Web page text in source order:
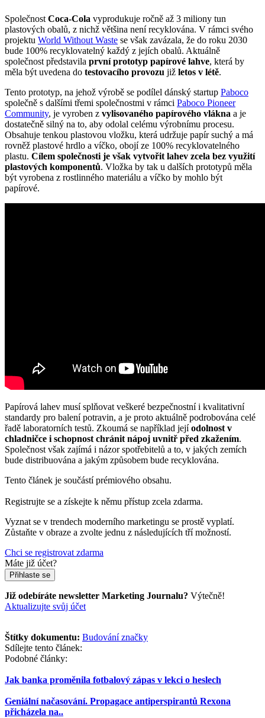
SpolečnostCoca-Cola vyprodukuje ročně až 3 miliony tun
plastových obalů, z nichž většina není recyklována. V rámci svého
projektu World Without Waste se však zavázala, že do roku 2030
bude 100% recyklovatelný každý z jejích obalů. Aktuálně
společnost představila první prototyp papírové lahve, která by
měla být uvedena do testovacího provozu již letos v létě.
Tento prototyp, na jehož výrobě se podílel dánský startup Paboco
společně s dalšími třemi společnostmi v rámci Paboco Pioneer
Community, je vyroben z vylisovaného papírového vlákna a je
dostatečně silný na to, aby odolal celému výrobnímu procesu.
Obsahuje tenkou plastovou vložku, která udržuje papír suchý a má
rovněž plastové hrdlo a víčko, obojí ze 100% recyklovatelného
plastu. Cílem společnosti je však vytvořit lahev zcela bez využití
plastových komponentů. Vložka by tak u dalších prototypů měla
být vyrobena z rostlinného materiálu a víčko by mohlo být
papírové.
Papírová lahev musí splňovat veškeré bezpečnostní i kvalitativní
standardy pro balení potravin, a je proto aktuálně podrobována celé
řadě laboratorních testů. Zkoumá se například jejíodolnost v
chladničce i schopnost chránit nápoj uvnitř před zkažením.
Společnost však zajímá i názor spotřebitelů a to, v jakých zemích
bude distribuována a jakým způsobem bude recyklována.
Tento článek je součástí prémiového obsahu.
Registrujte se a získejte k němu přístup zcela zdarma.
Vyznat se v trendech moderního marketingu se prostě vyplatí.
Zůstaňte v obraze a zvolte jednu z následujících tří možností.
Chci se registrovat zdarma
Máte již účet?
Přihlaste se
Již odebíráte newsletter Marketing Journalu? Výtečně!
Aktualizujte svůj účet
Štítky dokumentu: Budování značky
Sdílejte tento článek:
Podobné články:
Jak banka proměnila fotbalový zápas v lekci o heslech
Geniální načasování. Propagace antiperspirantů Rexona
přicházela na..